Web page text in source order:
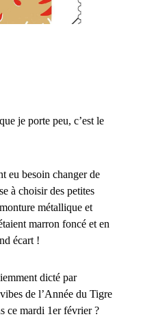
je porte peu, c’est le
eu besoin changer de
à choisir des petites
métallique et
marron foncé et en
écart !
dicté par
de l’Année du Tigre
ce mardi 1er février ?